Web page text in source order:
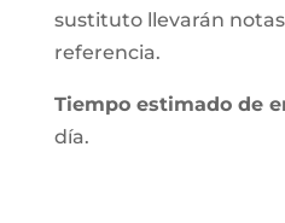
sustituto llevarán
referencia.
Tiempo estimado de
día.